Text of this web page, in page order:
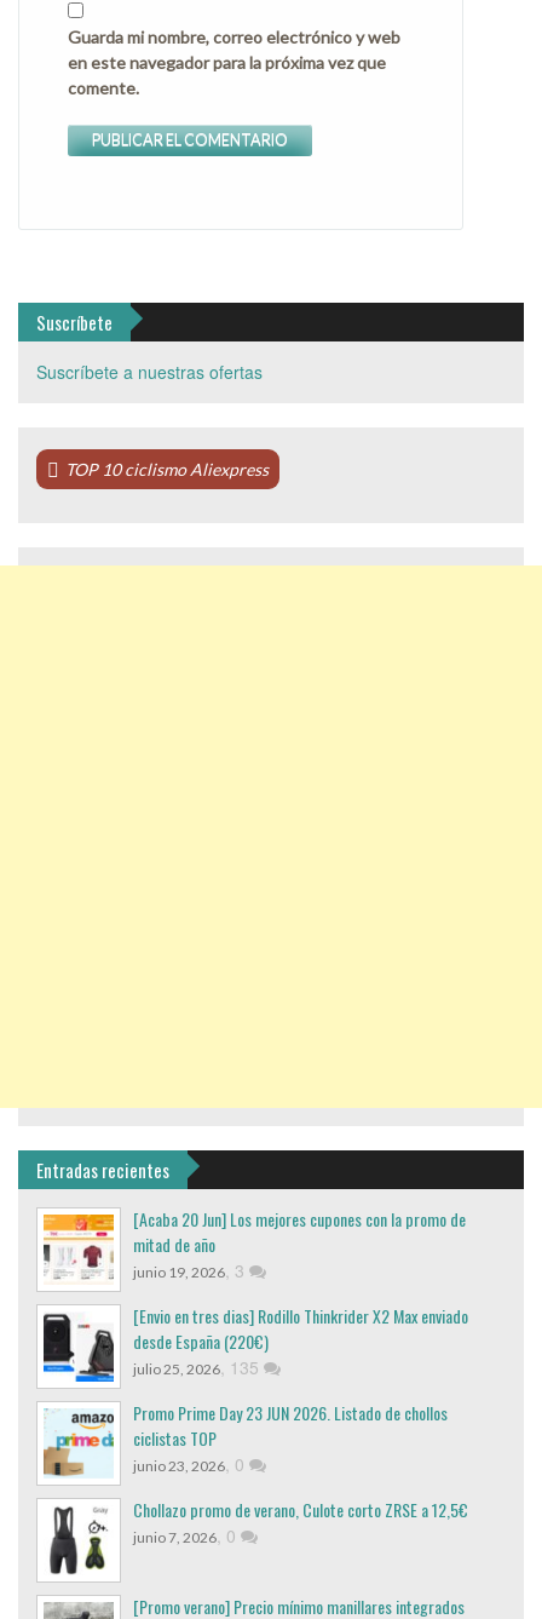
Guarda mi nombre, correo electrónico y web
en este navegador para la próxima vez que
comente.
Suscríbete
Suscríbete a nuestras ofertas
TOP 10 ciclismo Aliexpress
Entradas recientes
[Acaba 20 Jun] Los mejores cupones con la promo de
mitad de año
junio 19, 2026, 3
[Envio en tres dias] Rodillo Thinkrider X2 Max enviado
desde España (220€)
julio 25, 2026, 135
Promo Prime Day 23 JUN 2026. Listado de chollos
ciclistas TOP
junio 23, 2026, 0
Chollazo promo de verano, Culote corto ZRSE a 12,5€
junio 7, 2026, 0
[Promo verano] Precio mínimo manillares integrados